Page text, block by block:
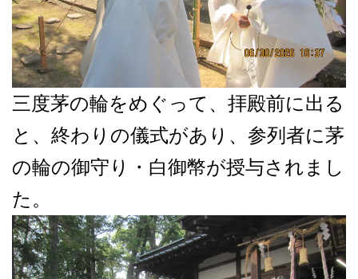
三度茅の輪をめぐって、拝殿前に出る
と、終わりの儀式があり、参列者に茅
の輪の御守り・白御幣が授与されまし
た。